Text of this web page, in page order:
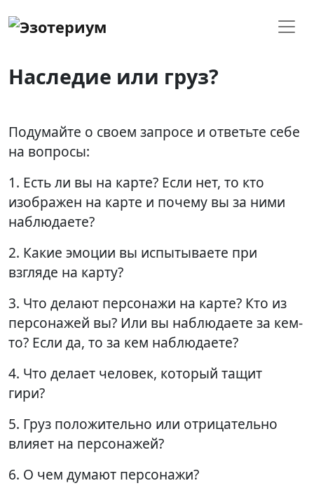
Наследие или груз?
Подумайте о своем запросе и ответьте себе
на вопросы:
1. Есть ли вы на карте? Если нет, то кто
изображен на карте и почему вы за ними
наблюдаете?
2. Какие эмоции вы испытываете при
взгляде на карту?
3. Что делают персонажи на карте? Кто из
персонажей вы? Или вы наблюдаете за кем-
то? Если да, то за кем наблюдаете?
4. Что делает человек, который тащит
гири?
5. Груз положительно или отрицательно
влияет на персонажей?
6. О чем думают персонажи?